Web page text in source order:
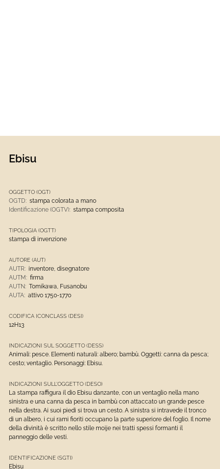
Ebisu
OGGETTO (OGT)
OGTD: stampa colorata a mano
Identificazione (OGTV): stampa composita
TIPOLOGIA (OGTT)
stampa di invenzione
AUTORE (AUT)
AUTR: inventore, disegnatore
AUTM: firma
AUTN: Tomikawa, Fusanobu
AUTA: attivo 1750-1770
CODIFICA ICONCLASS (DESI)
12H13
INDICAZIONI SUL SOGGETTO (DESS)
Animali: pesce. Elementi naturali: albero; bambù. Oggetti: canna da pesca;
cesto; ventaglio. Personaggi: Ebisu.
INDICAZIONI SULL'OGGETTO (DESO)
La stampa raffigura il dio Ebisu danzante, con un ventaglio nella mano
sinistra e una canna da pesca in bambù con attaccato un grande pesce
nella destra. Ai suoi piedi si trova un cesto. A sinistra si intravede il tronco
di un albero, i cui rami fioriti occupano la parte superiore del foglio. Il nome
della divinità è scritto nello stile moije nei tratti spessi formanti il
panneggio delle vesti.
IDENTIFICAZIONE (SGTI)
Ebisu